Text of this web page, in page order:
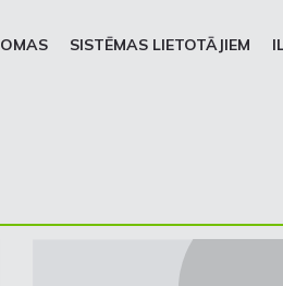
SISTĒMAS LIETOTĀJIEM